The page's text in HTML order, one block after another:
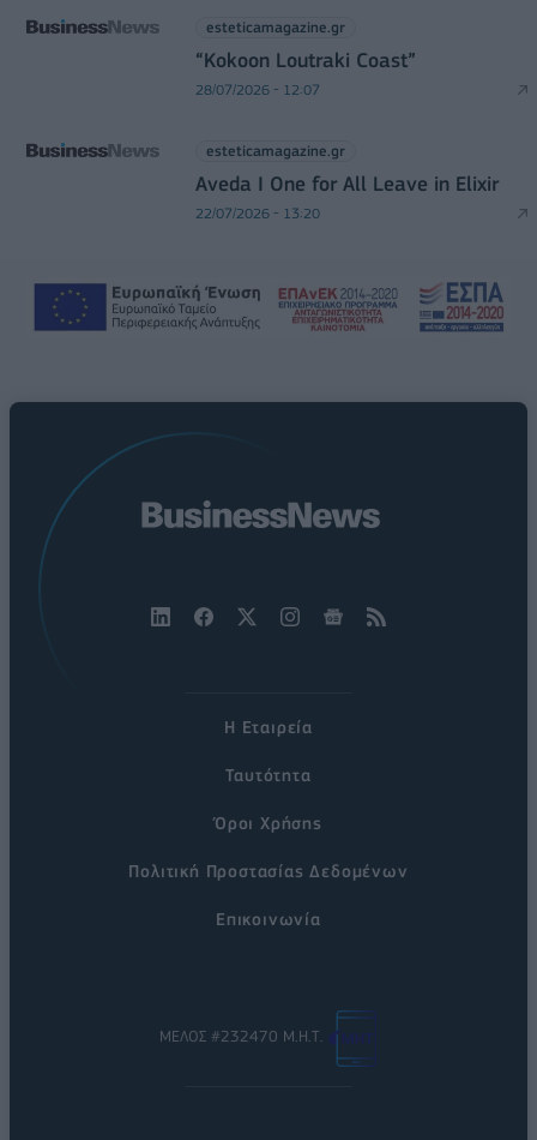
esteticamagazine.gr
“Kokoon Loutraki Coast”
28/07/2026 - 12:07
esteticamagazine.gr
Aveda I One for All Leave in Elixir
22/07/2026 - 13:20
Η Εταιρεία
Ταυτότητα
Όροι Χρήσης
Πολιτική Προστασίας Δεδομένων
Επικοινωνία
ΜΕΛΟΣ #232470 Μ.Η.Τ.